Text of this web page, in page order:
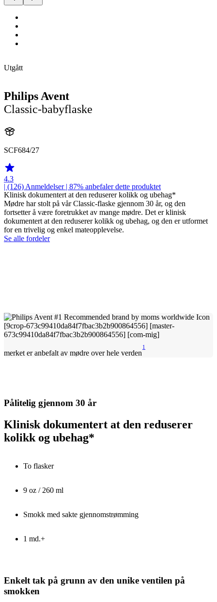
Utgått
Philips Avent
Classic-babyflaske
SCF684/27
4.3
| (126) Anmeldelser| 87% anbefaler dette produktet
Klinisk dokumentert at den reduserer kolikk og ubehag*
Mødre har stolt på vår Classic-flaske gjennom 30 år, og den
fortsetter å være foretrukket av mange mødre. Det er klinisk
dokumentert at den reduserer kolikk og ubehag, og den er utformet
for en trivelig og enkel mateopplevelse.
Se alle fordeler
merket er anbefalt av mødre over hele verden
1
Pålitelig gjennom 30 år
Klinisk dokumentert at den reduserer
kolikk og ubehag*
To flasker
9 oz / 260 ml
Smokk med sakte gjennomstrømming
1 md.+
Enkelt tak på grunn av den unike ventilen på
smokken